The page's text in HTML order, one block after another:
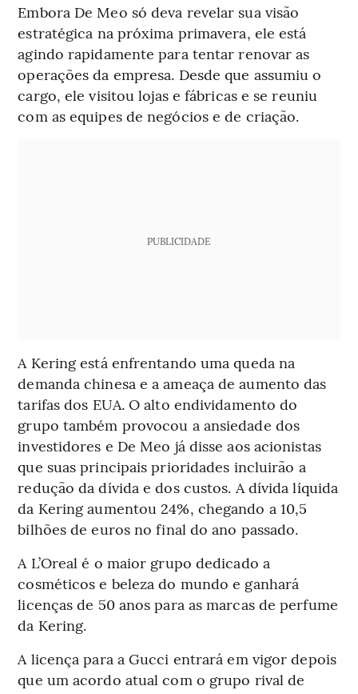
Embora De Meo só deva revelar sua visão
estratégica na próxima primavera, ele está
agindo rapidamente para tentar renovar as
operações da empresa. Desde que assumiu o
cargo, ele visitou lojas e fábricas e se reuniu
com as equipes de negócios e de criação.
PUBLICIDADE
A Kering está enfrentando uma queda na
demanda chinesa e a ameaça de aumento das
tarifas dos EUA. O alto endividamento do
grupo também provocou a ansiedade dos
investidores e De Meo já disse aos acionistas
que suas principais prioridades incluirão a
redução da dívida e dos custos. A dívida líquida
da Kering aumentou 24%, chegando a 10,5
bilhões de euros no final do ano passado.
A L’Oreal é o maior grupo dedicado a
cosméticos e beleza do mundo e ganhará
licenças de 50 anos para as marcas de perfume
da Kering.
A licença para a Gucci entrará em vigor depois
que um acordo atual com o grupo rival de